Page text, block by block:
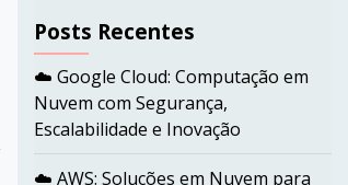
Posts Recentes
☁️ Google Cloud: Computação em
Nuvem com Segurança,
Escalabilidade e Inovação
☁️ AWS: Soluções em Nuvem para